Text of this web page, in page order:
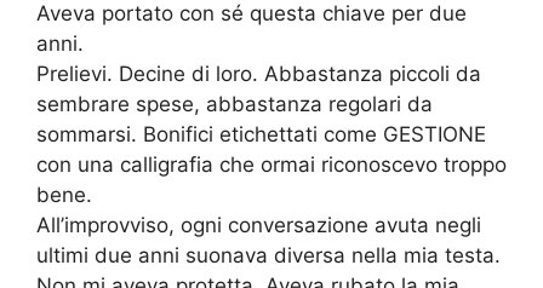
Aveva portato con sé questa chiave per due
anni.
Prelievi. Decine di loro. Abbastanza piccoli da
sembrare spese, abbastanza regolari da
sommarsi. Bonifici etichettati come GESTIONE
con una calligrafia che ormai riconoscevo troppo
bene.
All’improvviso, ogni conversazione avuta negli
ultimi due anni suonava diversa nella mia testa.